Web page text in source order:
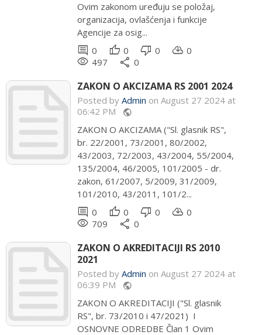
Ovim zakonom uređuju se položaj,
organizacija, ovlašćenja i funkcije
Agencije za osig...
comment 0 thumb_up 0 thumb_down 0 cloud_download 0
remove_red_eye 497 share 0
ZAKON O AKCIZAMA RS 2001 2024
Posted by Admin on August 27 2024 at
06:42 PM public
ZAKON O AKCIZAMA ("Sl. glasnik RS",
br. 22/2001, 73/2001, 80/2002,
43/2003, 72/2003, 43/2004, 55/2004,
135/2004, 46/2005, 101/2005 - dr.
zakon, 61/2007, 5/2009, 31/2009,
101/2010, 43/2011, 101/2...
comment 0 thumb_up 0 thumb_down 0 cloud_download 0
remove_red_eye 709 share 0
ZAKON O AKREDITACIJI RS 2010
2021
Posted by Admin on August 27 2024 at
06:39 PM public
ZAKON O AKREDITACIJI ("Sl. glasnik
RS", br. 73/2010 i 47/2021) I
OSNOVNE ODREDBE Član 1 Ovim